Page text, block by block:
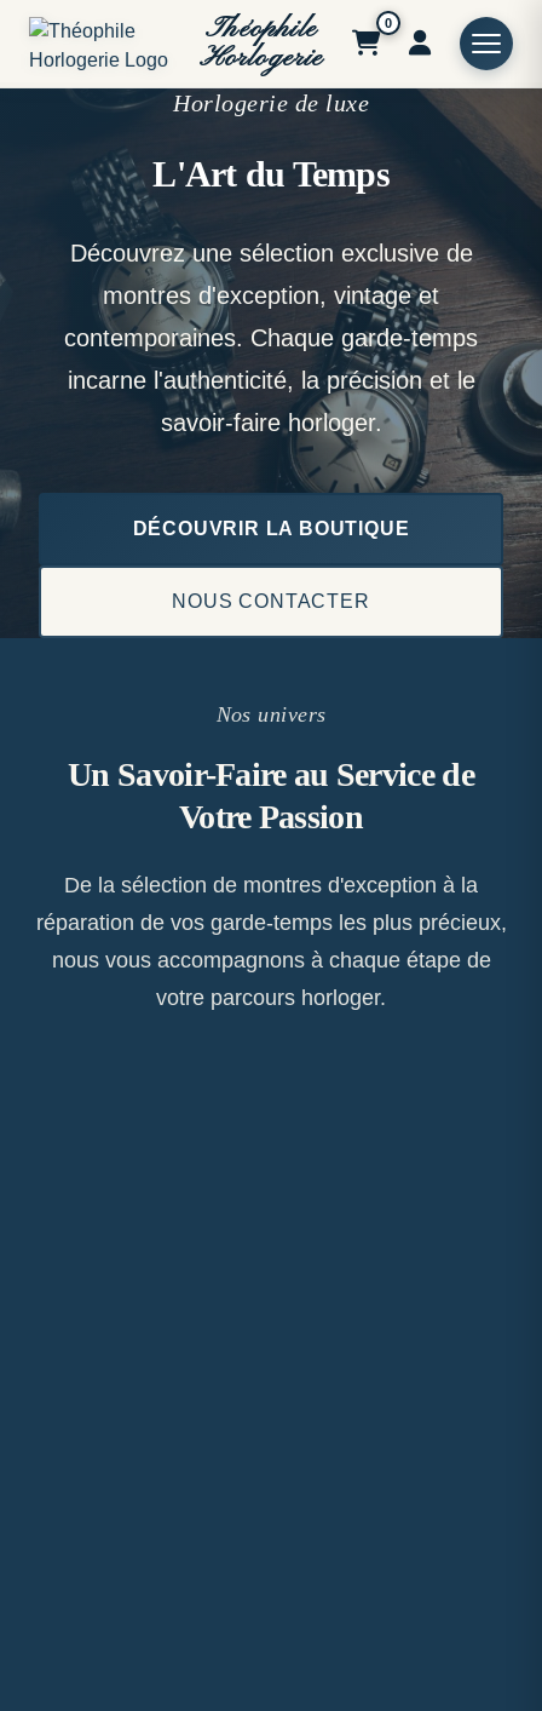
Théophile
Horlogerie
0
Horlogerie de luxe
L'Art du Temps
Découvrez une sélection exclusive de
montres d'exception, vintage et
contemporaines. Chaque garde-temps
incarne l'authenticité, la précision et le
savoir-faire horloger.
DÉCOUVRIR LA BOUTIQUE
NOUS CONTACTER
Nos univers
Un Savoir-Faire au Service de
Votre Passion
De la sélection de montres d'exception à la
réparation de vos garde-temps les plus précieux,
nous vous accompagnons à chaque étape de
votre parcours horloger.